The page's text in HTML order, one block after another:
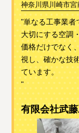
神奈川県川崎市
"単なる工事業者
大切にする空調
価格だけでなく
視し、確かな技
ています。
"
有限会社武